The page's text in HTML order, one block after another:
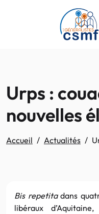
Passer au contenu principal
Urps :
nouvelles
Accueil Actualités
Bis repetitadans
libéraux